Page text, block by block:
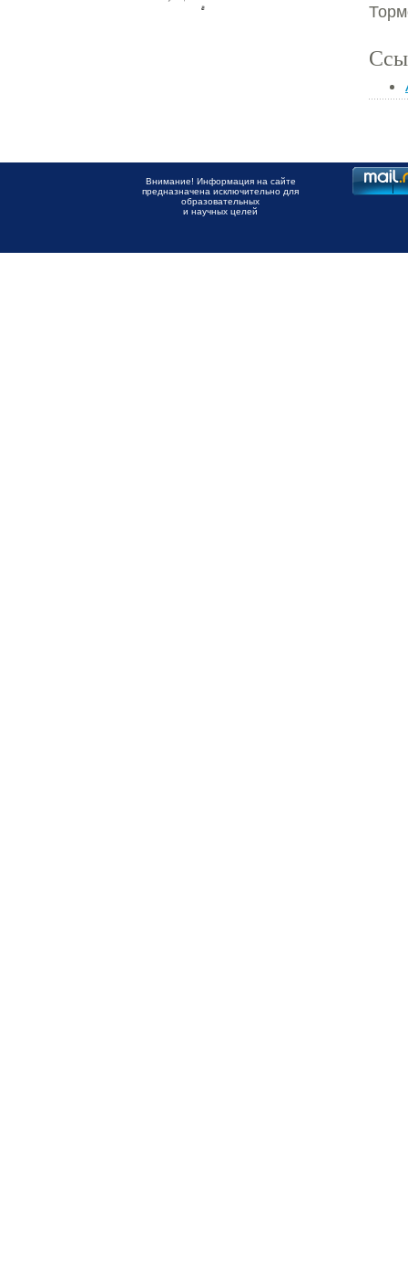
Внимание! Информация на сайте
предназначена исключительно для
образовательных
и научных целей